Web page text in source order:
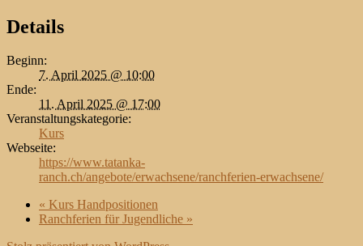
Details
Beginn:
7. April 2025 @ 10:00
Ende:
11. April 2025 @ 17:00
Veranstaltungskategorie:
Kurs
Webseite:
https://www.tatanka-
ranch.ch/angebote/erwachsene/ranchferien-erwachsene/
« Kurs Handpositionen
Ranchferien für Jugendliche »